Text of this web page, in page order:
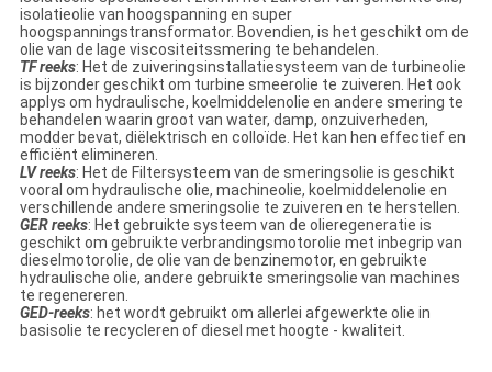
isolatieolie van hoogspanning en super
hoogspanningstransformator. Bovendien, is het geschikt om de
olie van de lage viscositeitssmering te behandelen.
TF reeks: Het de zuiveringsinstallatiesysteem van de turbineolie
is bijzonder geschikt om turbine smeerolie te zuiveren. Het ook
applys om hydraulische, koelmiddelenolie en andere smering te
behandelen waarin groot van water, damp, onzuiverheden,
modder bevat, diëlektrisch en colloïde. Het kan hen effectief en
efficiënt elimineren.
LV reeks: Het de Filtersysteem van de smeringsolie is geschikt
vooral om hydraulische olie, machineolie, koelmiddelenolie en
verschillende andere smeringsolie te zuiveren en te herstellen.
GER reeks: Het gebruikte systeem van de olieregeneratie is
geschikt om gebruikte verbrandingsmotorolie met inbegrip van
dieselmotorolie, de olie van de benzinemotor, en gebruikte
hydraulische olie, andere gebruikte smeringsolie van machines
te regenereren.
GED-reeks: het wordt gebruikt om allerlei afgewerkte olie in
basisolie te recycleren of diesel met hoogte - kwaliteit.